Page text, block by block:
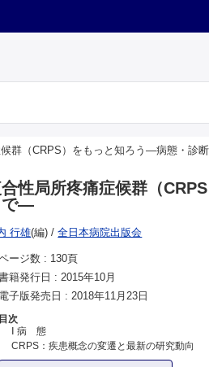
群（CRPS）をもっと知ろう―病態・診
性局所疼痛症候群（
で―
行雄(編) /全日本病院出版会
ージ数 : 130頁
籍発行日 :2015年10月
電子版発売日 :2018年11月23日
目次
Ⅰ 病 態
CRPS：疾患概念の変遷と最新の研究動向
Ⅱ 診 断